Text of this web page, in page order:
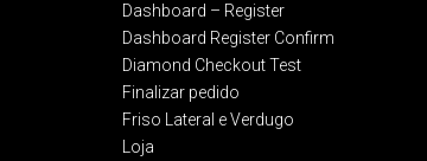
Dashboard – Register
Dashboard Register Confirm
Diamond Checkout Test
Finalizar pedido
Friso Lateral e Verdugo
Loja